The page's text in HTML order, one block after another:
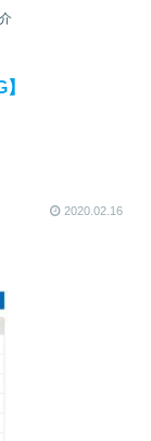
2020.02.16